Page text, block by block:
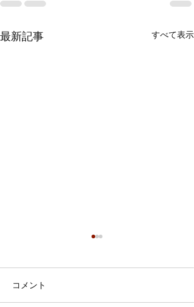
最新記事 すべて表示
コメント